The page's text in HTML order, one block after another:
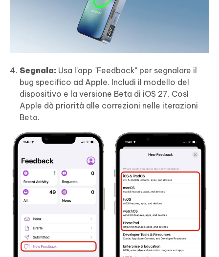
Segnala: Usa l’app "Feedback" per segnalare il
bug specifico ad Apple. Includi il modello del
dispositivo e la versione Beta di iOS 27. Così
Apple dà priorità alle correzioni nelle iterazioni
Beta.